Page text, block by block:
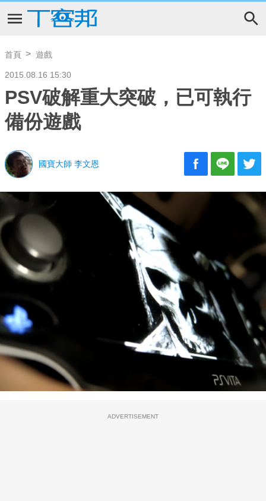
首頁 遊戲
2015.08.16 15:30
PSV破解重大突破，已可執行
備份遊戲
國寶大師 李文恩
ADVERTISEMENT